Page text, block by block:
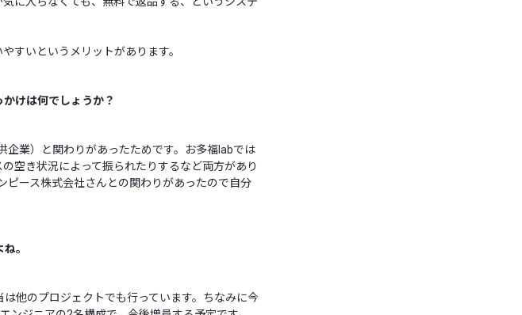
すいというメリットがあります。
けは何でしょうか？
企業）と関わりがあったためです。お多福labでは
空き状況によって振られたりするなど両方があり
ピース株式会社さんとの関わりがあったので自分
。
他のプロジェクトでも行っています。ちなみに今